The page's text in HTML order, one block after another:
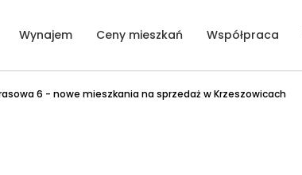
Wynajem Ceny mieszkań Współpraca
6 - nowe mieszkania na sprzedaż w Krzeszowicach